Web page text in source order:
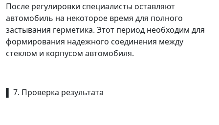
После регулировки специалисты оставляют
автомобиль на некоторое время для полного
застывания герметика. Этот период необходим для
формирования надежного соединения между
стеклом и корпусом автомобиля.
▌ 7. Проверка результата